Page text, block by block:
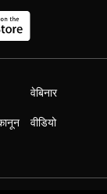
वेबिनार
वीडियो